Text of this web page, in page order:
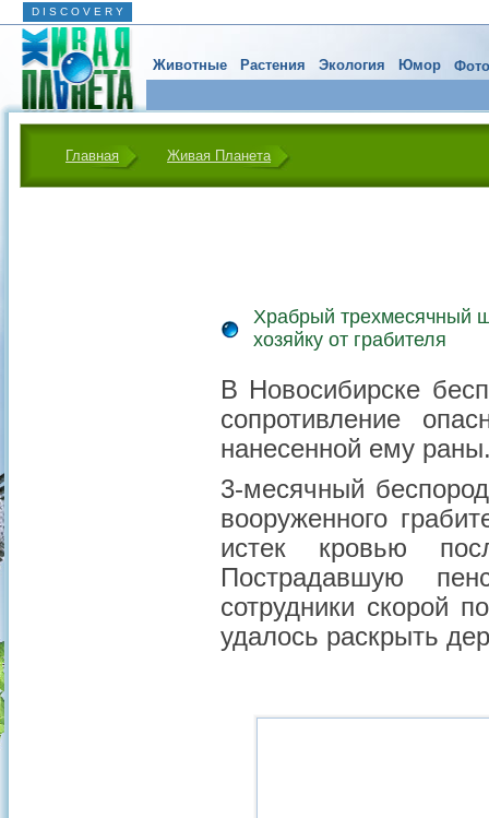
D I S C O V E R Y
Животные Растения Экология Юмор
Главная Живая Планета
Храбрый трехмесячный
хозяйку от грабителя
В Новосибирске
сопротивление
нанесенной ему
3-месячный
вооруженного
истек кровью
Пострадавшую
сотрудники скорой
удалось раскрыть